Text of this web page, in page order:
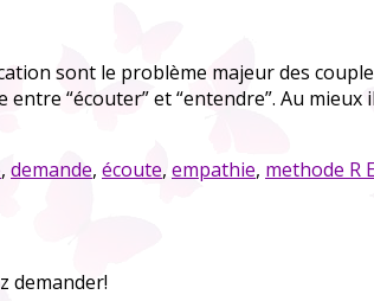
sont le problème majeur des
“écouter” et “entendre”. Au
, demande, écoute, empathie, methode R
demander!